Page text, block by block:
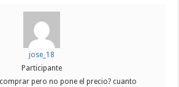
jose_18
Participante
pero no pone el precio? cuanto